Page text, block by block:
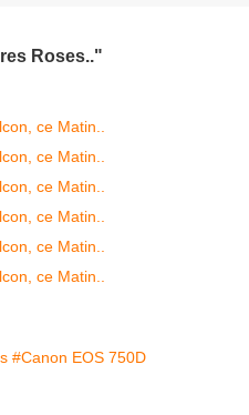
Roses.."
#Canon EOS 750D